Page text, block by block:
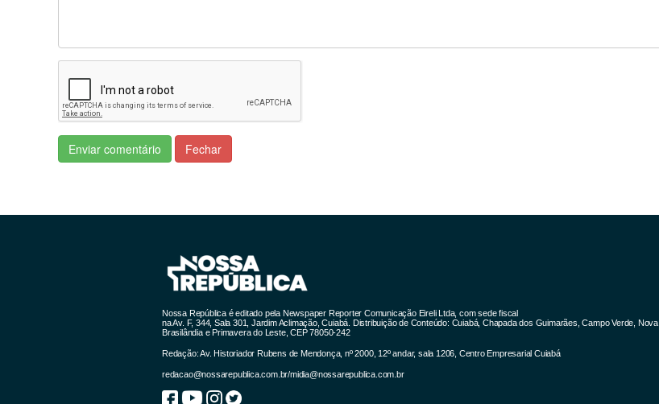
Enviar comentário Fechar
Nossa República é editado pela Newspaper Reporter Comunicação Eireli Ltda, com sede fiscal
na Av. F, 344, Sala 301, Jardim Aclimação, Cuiabá. Distribuição de Conteúdo: Cuiabá, Chapada dos Guimarães, Campo Verde, Nova
Brasilândia e Primavera do Leste, CEP 78050-242
Redação: Av. Historiador Rubens de Mendonça, nº 2000, 12º andar, sala 1206, Centro Empresarial Cuiabá
redacao@nossarepublica.com.br/midia@nossarepublica.com.br